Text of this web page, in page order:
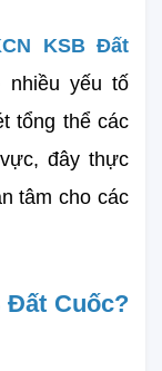
KSB Đất
nhiều yếu tố
tổng thể các
đây thực
tâm cho các
Đất Cuốc?